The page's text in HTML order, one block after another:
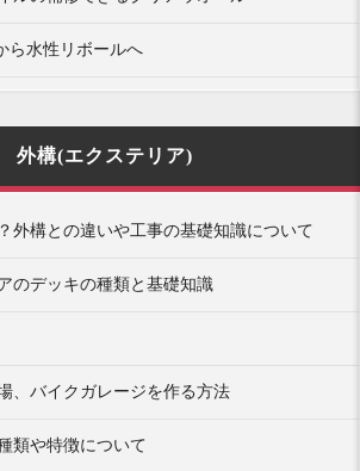
ら水性リボールへ
外構(エクステリア)
外構との違いや工事の基礎知識について
のデッキの種類と基礎知識
、バイクガレージを作る方法
類や特徴について